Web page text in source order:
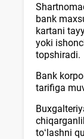
bank
kartani
yoki
topshiradi.
Bank
tarifiga
toʻlashni